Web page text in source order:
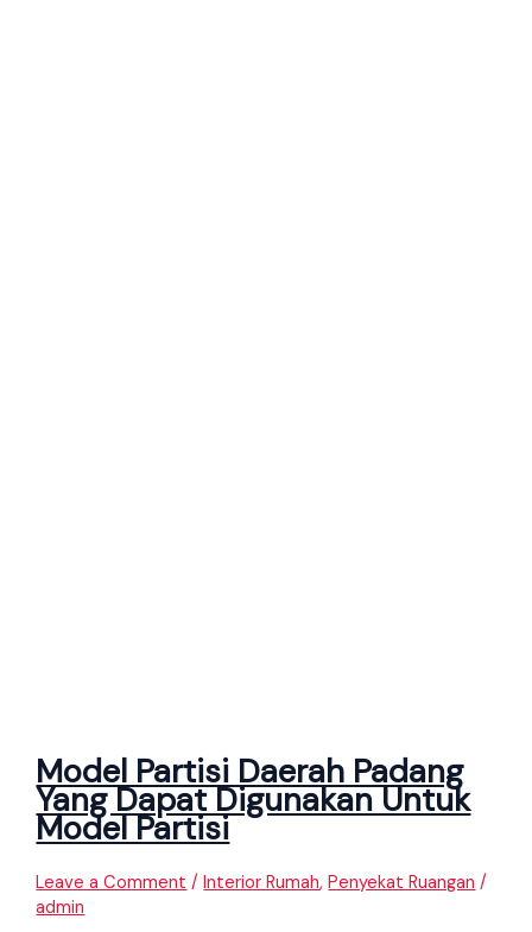
Model Partisi Daerah Padang
Yang Dapat Digunakan Untuk
Model Partisi
Leave a Comment /Interior Rumah,Penyekat Ruangan /
admin